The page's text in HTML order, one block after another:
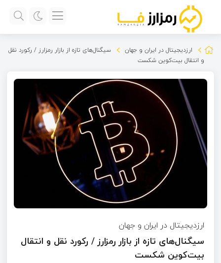
ارزدیجیتال در ایران و جهان
سیگنال‌های تازه از بازار رمزارز / رکورد نقل
و انتقال بیت‌کوین شکست
ارزدیجیتال در ایران و جهان
سیگنال‌های تازه از بازار رمزارز / رکورد نقل و انتقال
بیت‌کوین شکست